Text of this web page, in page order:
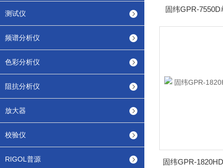
测试仪
频谱分析仪
色彩分析仪
阻抗分析仪
放大器
校验仪
RIGOL普源
固纬GPR-
固纬GPR-